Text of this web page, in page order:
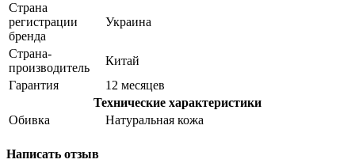
Страна
регистрации
бренда
Украина
Страна-
производитель
Китай
Гарантия
12 месяцев
Технические характеристики
Обивка
Натуральная кожа
Написать отзыв